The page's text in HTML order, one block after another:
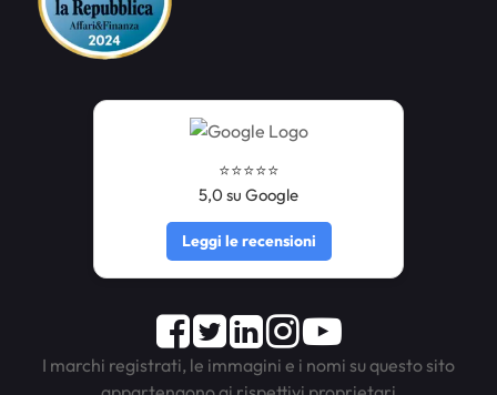
⭐️⭐️⭐️⭐️⭐️
5,0 su Google
Leggi le recensioni
Facebook
TwitterLinkedInInstagram
Youtube
I marchi registrati, le immagini e i nomi su questo sito